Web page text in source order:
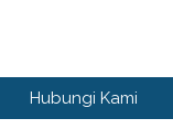
Hubungi Kami